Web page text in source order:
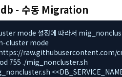
- 수동 Migration
mode 설정에 따라서
cluster mode
raw.githubusercontent.com/
755 ./mig_noncluster.sh